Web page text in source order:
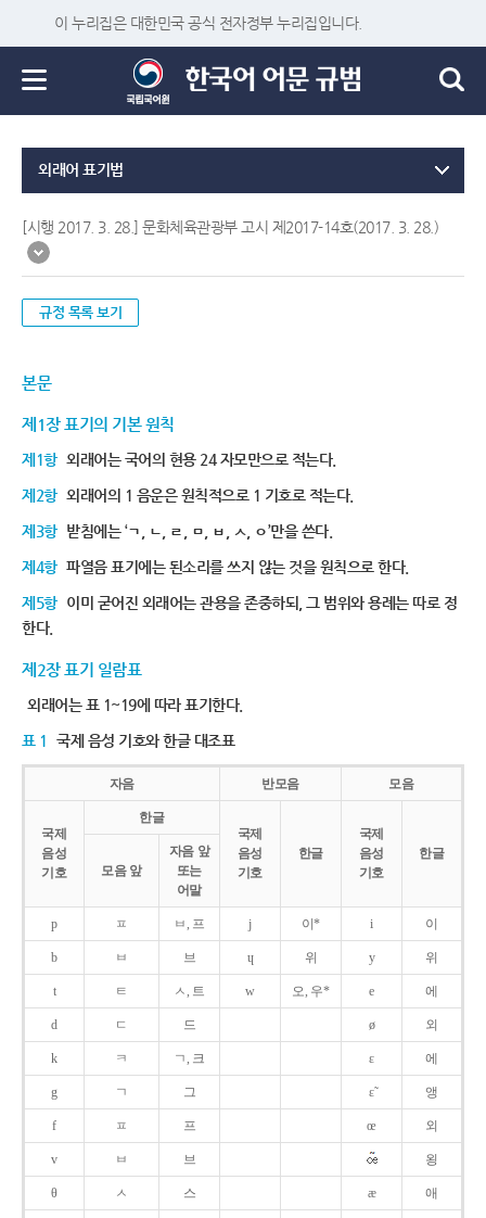
이 누리집은 대한민국 공식 전자정부 누리집입니다.
외래어 표기법
[시행 2017. 3. 28.] 문화체육관광부 고시 제2017-14호(2017. 3. 28.)
규정 목록 보기
본문
제1장 표기의 기본 원칙
제1항 외래어는 국어의 현용 24 자모만으로 적는다.
제2항 외래어의 1 음운은 원칙적으로 1 기호로 적는다.
제3항 받침에는 ‘ㄱ, ㄴ, ㄹ, ㅁ, ㅂ, ㅅ, ㅇ’만을 쓴다.
제4항 파열음 표기에는 된소리를 쓰지 않는 것을 원칙으로 한다.
제5항 이미 굳어진 외래어는 관용을 존중하되, 그 범위와 용례는 따로 정
한다.
제2장 표기 일람표
외래어는 표 1~19에 따라 표기한다.
표 1 국제 음성 기호와 한글 대조표
자음 반모음 모음
국제
음성
기호
한글
국제
음성
기호
한글
국제
음성
기호
한글
모음 앞
자음 앞
또는
어말
p ㅍ ㅂ, 프 j 이* i 이
b ㅂ 브 ɥ 위 y 위
t ㅌ ㅅ, 트 w 오, 우* e 에
d ㄷ 드 ø 외
k ㅋ ㄱ, 크 ɛ 에
g ㄱ 그 ɛ̃ 앵
f ㅍ 프 œ 외
v ㅂ 브 욍
θ ㅅ 스 æ 애